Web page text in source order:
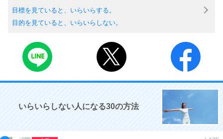
目標を見ていると、いらいらする。
目的を見ていると、いらいらしない。
いらいらしない人になる30の方法